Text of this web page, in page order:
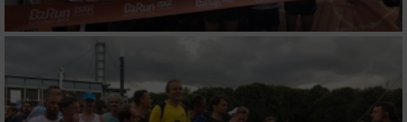
Verwendung reduzierter Daten zur Auswahl
von Werbeanzeigen
Erstellung von Profilen für personalisierte
Werbung